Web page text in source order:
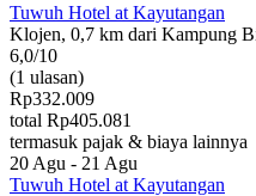
Tuwuh Hotel at Kayutangan
Klojen, 0,7 km dari Kampung
6,0/10
(1 ulasan)
Rp332.009
total Rp405.081
termasuk pajak & biaya lainnya
20 Agu - 21 Agu
Tuwuh Hotel at Kayutangan